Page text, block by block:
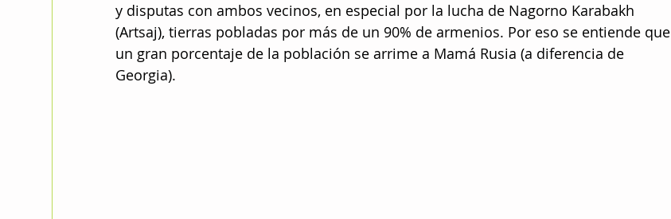
y disputas con ambos vecinos, en especial por la lucha de Nagorno Karabakh
(Artsaj), tierras pobladas por más de un 90% de armenios. Por eso se entiende que
un gran porcentaje de la población se arrime a Mamá Rusia (a diferencia de
Georgia).